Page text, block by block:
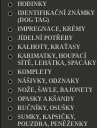
HODINKY
IDENTIFIKAČNÍ ZNÁMKY
(DOG TAG)
IMPREGNACE, KRÉMY
JÍDELNÍ POTŘEBY
KALHOTY, KRAŤASY
KARIMATKY, HOUPACÍ
SÍTĚ, LEHÁTKA, SPACÁKY
KOMPLETY
NÁŠIVKY, ODZNAKY
NOŽE, ŠAVLE, BAJONETY
OPASKY A KŠANDY
RUČNÍKY, OSUŠKY
SUMKY, KAPSIČKY,
POUZDRA, PENĚŽENKY